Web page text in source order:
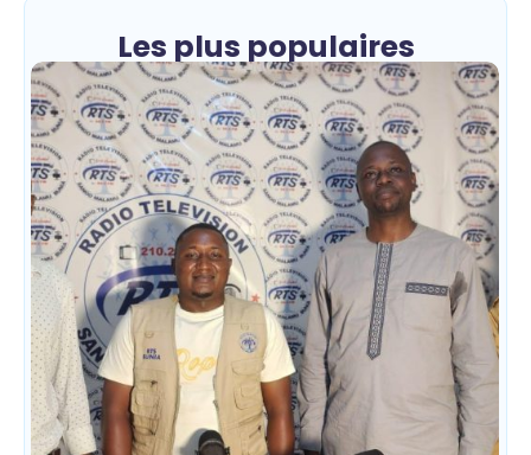
Les plus populaires